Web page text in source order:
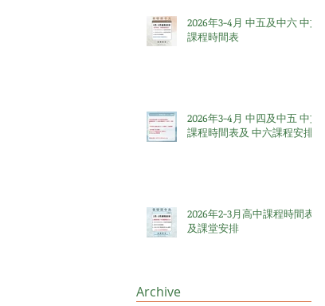
2026年3-4月 中五及中六 中文
課程時間表
2026年3-4月 中四及中五 中文
課程時間表及 中六課程安排
2026年2-3月高中課程時間表
及課堂安排
Archive